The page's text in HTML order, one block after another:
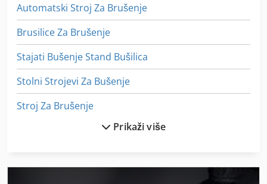
Automatski Stroj Za Brušenje
Brusilice Za Brušenje
Stajati Bušenje Stand Bušilica
Stolni Strojevi Za Bušenje
Stroj Za Brušenje
Prikaži više